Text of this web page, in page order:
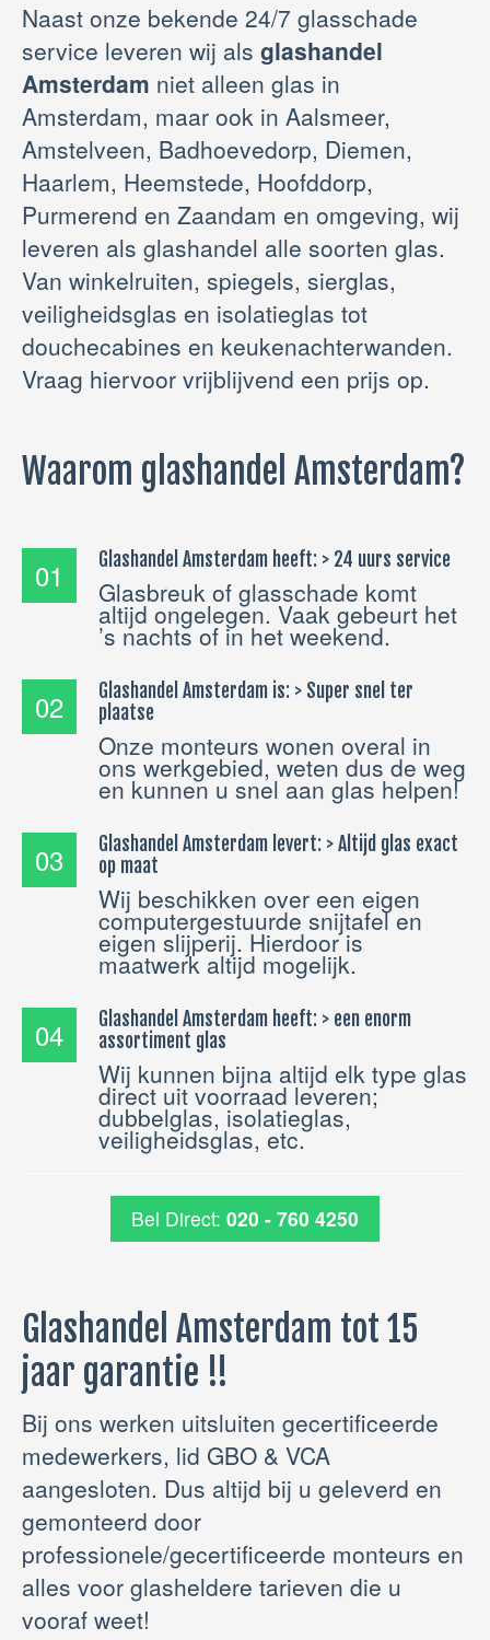
Naast onze bekende 24/7 glasschade
service leveren wij als glashandel
Amsterdam niet alleen glas in
Amsterdam, maar ook in Aalsmeer,
Amstelveen, Badhoevedorp, Diemen,
Haarlem, Heemstede, Hoofddorp,
Purmerend en Zaandam en omgeving, wij
leveren als glashandel alle soorten glas.
Van winkelruiten, spiegels, sierglas,
veiligheidsglas en isolatieglas tot
douchecabines en keukenachterwanden.
Vraag hiervoor vrijblijvend een prijs op.
Waarom glashandel Amsterdam?
01 Glashandel Amsterdam heeft: > 24 uurs service
Glasbreuk of glasschade komt
altijd ongelegen. Vaak gebeurt het
’s nachts of in het weekend.
02
Glashandel Amsterdam is: > Super snel ter
plaatse
Onze monteurs wonen overal in
ons werkgebied, weten dus de weg
en kunnen u snel aan glas helpen!
03
Glashandel Amsterdam levert: > Altijd glas exact
op maat
Wij beschikken over een eigen
computergestuurde snijtafel en
eigen slijperij. Hierdoor is
maatwerk altijd mogelijk.
04
Glashandel Amsterdam heeft: > een enorm
assortiment glas
Wij kunnen bijna altijd elk type glas
direct uit voorraad leveren;
dubbelglas, isolatieglas,
veiligheidsglas, etc.
Bel Direct: 020 - 760 4250
Glashandel Amsterdam tot 15
jaar garantie !!
Bij ons werken uitsluiten gecertificeerde
medewerkers, lid GBO & VCA
aangesloten. Dus altijd bij u geleverd en
gemonteerd door
professionele/gecertificeerde monteurs en
alles voor glasheldere tarieven die u
vooraf weet!